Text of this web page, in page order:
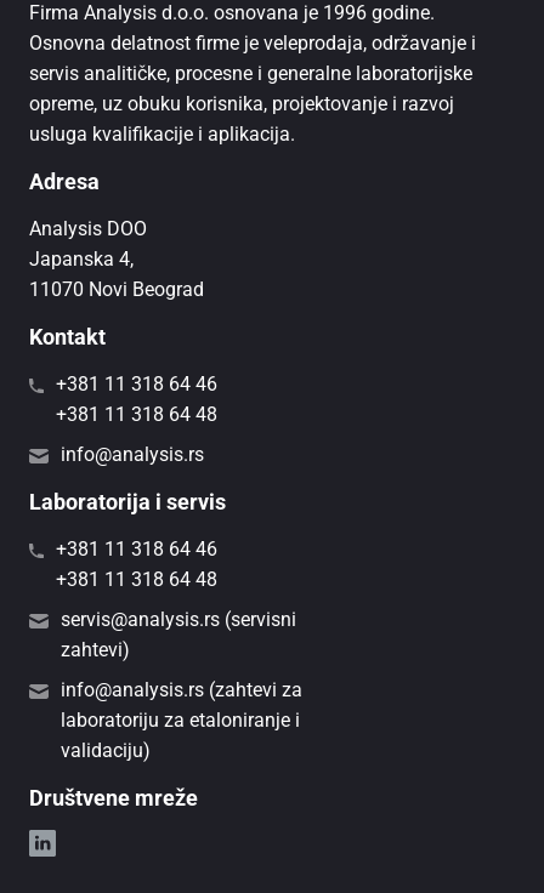
Firma Analysis d.o.o. osnovana je 1996 godine.
Osnovna delatnost firme je veleprodaja, održavanje i
servis analitičke, procesne i generalne laboratorijske
opreme, uz obuku korisnika, projektovanje i razvoj
usluga kvalifikacije i aplikacija.
Adresa
Analysis DOO
Japanska 4,
11070 Novi Beograd
Kontakt
+381 11 318 64 46
+381 11 318 64 48
info@analysis.rs
Laboratorija i servis
+381 11 318 64 46
+381 11 318 64 48
servis@analysis.rs (servisni
zahtevi)
info@analysis.rs (zahtevi za
laboratoriju za etaloniranje i
validaciju)
Društvene mreže